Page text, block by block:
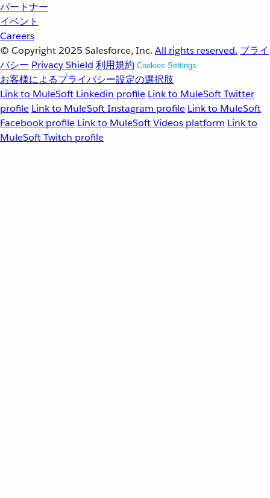
パートナー
イベント
Careers
© Copyright 2025 Salesforce, Inc. All rights reserved. プライ
バシー Privacy Shield 利用規約 Cookies Settings
お客様によるプライバシー設定の選択肢
Link to MuleSoft Linkedin profile Link to MuleSoft Twitter
profile Link to MuleSoft Instagram profile Link to MuleSoft
Facebook profile Link to MuleSoft Videos platform Link to
MuleSoft Twitch profile